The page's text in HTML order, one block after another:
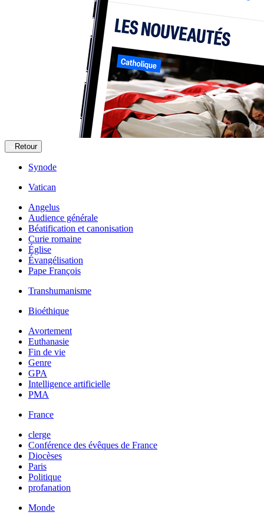
Retour
Synode
Vatican
Angelus
Audience générale
Béatification et canonisation
Curie romaine
Église
Évangélisation
Pape François
Transhumanisme
Bioéthique
Avortement
Euthanasie
Fin de vie
Genre
GPA
Intelligence artificielle
PMA
France
clerge
Conférence des évêques de France
Diocèses
Paris
Politique
profanation
Monde